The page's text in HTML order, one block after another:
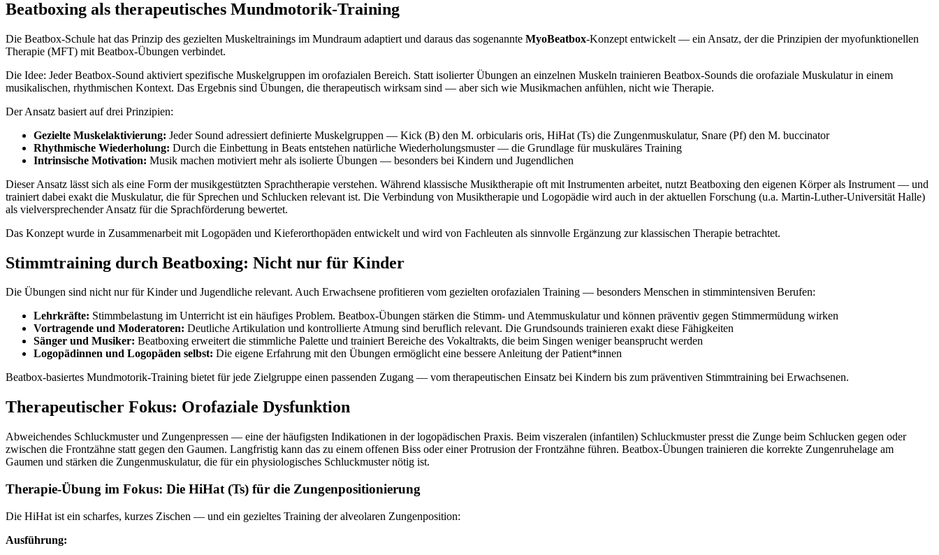
Beatboxing als therapeutisches Mundmotorik-Training
Die Beatbox-Schule hat das Prinzip des gezielten Muskeltrainings im Mundraum adaptiert und daraus das sogenannte MyoBeatbox-Konzept entwickelt — ein Ansatz, der die Prinzipien der myofunktionellen
Therapie (MFT) mit Beatbox-Übungen verbindet.
Die Idee: Jeder Beatbox-Sound aktiviert spezifische Muskelgruppen im orofazialen Bereich. Statt isolierter Übungen an einzelnen Muskeln trainieren Beatbox-Sounds die orofaziale Muskulatur in einem
musikalischen, rhythmischen Kontext. Das Ergebnis sind Übungen, die therapeutisch wirksam sind — aber sich wie Musikmachen anfühlen, nicht wie Therapie.
Der Ansatz basiert auf drei Prinzipien:
Gezielte Muskelaktivierung: Jeder Sound adressiert definierte Muskelgruppen — Kick (B) den M. orbicularis oris, HiHat (Ts) die Zungenmuskulatur, Snare (Pf) den M. buccinator
Rhythmische Wiederholung: Durch die Einbettung in Beats entstehen natürliche Wiederholungsmuster — die Grundlage für muskuläres Training
Intrinsische Motivation: Musik machen motiviert mehr als isolierte Übungen — besonders bei Kindern und Jugendlichen
Dieser Ansatz lässt sich als eine Form der musikgestützten Sprachtherapie verstehen. Während klassische Musiktherapie oft mit Instrumenten arbeitet, nutzt Beatboxing den eigenen Körper als Instrument — und
trainiert dabei exakt die Muskulatur, die für Sprechen und Schlucken relevant ist. Die Verbindung von Musiktherapie und Logopädie wird auch in der aktuellen Forschung (u.a. Martin-Luther-Universität Halle)
als vielversprechender Ansatz für die Sprachförderung bewertet.
Das Konzept wurde in Zusammenarbeit mit Logopäden und Kieferorthopäden entwickelt und wird von Fachleuten als sinnvolle Ergänzung zur klassischen Therapie betrachtet.
Stimmtraining durch Beatboxing: Nicht nur für Kinder
Die Übungen sind nicht nur für Kinder und Jugendliche relevant. Auch Erwachsene profitieren vom gezielten orofazialen Training — besonders Menschen in stimmintensiven Berufen:
Lehrkräfte: Stimmbelastung im Unterricht ist ein häufiges Problem. Beatbox-Übungen stärken die Stimm- und Atemmuskulatur und können präventiv gegen Stimmermüdung wirken
Vortragende und Moderatoren: Deutliche Artikulation und kontrollierte Atmung sind beruflich relevant. Die Grundsounds trainieren exakt diese Fähigkeiten
Sänger und Musiker: Beatboxing erweitert die stimmliche Palette und trainiert Bereiche des Vokaltrakts, die beim Singen weniger beansprucht werden
Logopädinnen und Logopäden selbst: Die eigene Erfahrung mit den Übungen ermöglicht eine bessere Anleitung der Patient*innen
Beatbox-basiertes Mundmotorik-Training bietet für jede Zielgruppe einen passenden Zugang — vom therapeutischen Einsatz bei Kindern bis zum präventiven Stimmtraining bei Erwachsenen.
Therapeutischer Fokus: Orofaziale Dysfunktion
Abweichendes Schluckmuster und Zungenpressen — eine der häufigsten Indikationen in der logopädischen Praxis. Beim viszeralen (infantilen) Schluckmuster presst die Zunge beim Schlucken gegen oder
zwischen die Frontzähne statt gegen den Gaumen. Langfristig kann das zu einem offenen Biss oder einer Protrusion der Frontzähne führen. Beatbox-Übungen trainieren die korrekte Zungenruhelage am
Gaumen und stärken die Zungenmuskulatur, die für ein physiologisches Schluckmuster nötig ist.
Therapie-Übung im Fokus: Die HiHat (Ts) für die Zungenpositionierung
Die HiHat ist ein scharfes, kurzes Zischen — und ein gezieltes Training der alveolaren Zungenposition:
Ausführung: